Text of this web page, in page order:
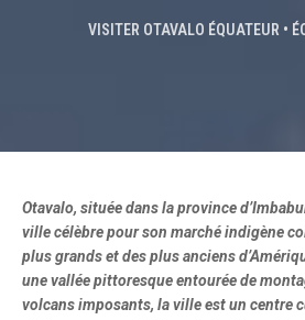
VISITER OTAVALO ÉQUATEUR •
Otavalo, située dans la province
ville célèbre pour son marché indigène
plus grands et des plus anciens
une vallée pittoresque entourée de
volcans imposants, la ville est un centre